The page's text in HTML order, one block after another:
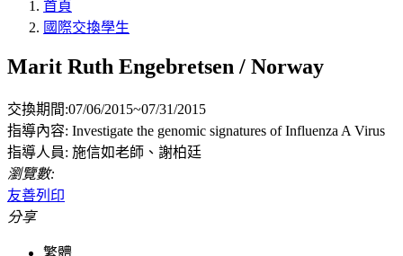
首頁
國際交換學生
Marit Ruth Engebretsen / Norway
交換期間:07/06/2015~07/31/2015
指導內容: Investigate the genomic signatures of Influenza A Virus
指導人員: 施信如老師、謝柏廷
瀏覽數:
友善列印
分享
繁體